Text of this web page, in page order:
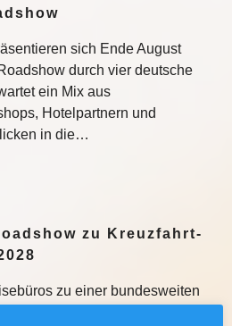
sich Ende August
durch vier deutsche
ein Mix aus
Hotelpartnern und
in die…
zu Kreuzfahrt-
zu einer bundesweiten